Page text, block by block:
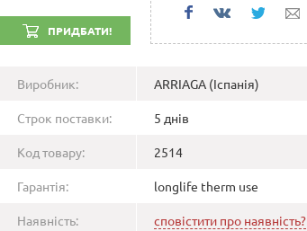
ПРИДБАТИ!
Виробник: ARRIAGA (Іспанія)
Строк поставки: 5 днів
Код товару: 2514
Гарантія: longlife therm use
Наявність: сповістити про наявність?